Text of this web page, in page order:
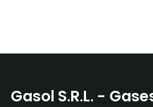
Gasol S.R.L. -